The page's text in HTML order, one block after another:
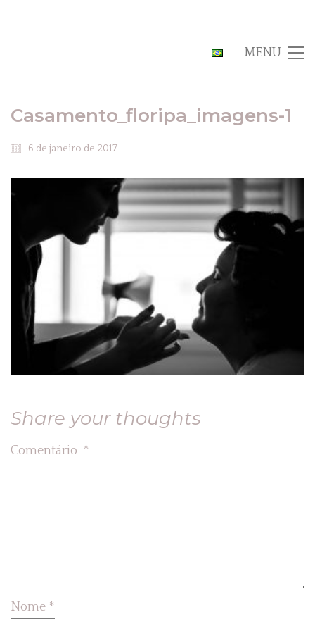
MENU
Casamento_floripa_imagens-1
6 de janeiro de 2017
Share your thoughts
Comentário *
Nome *